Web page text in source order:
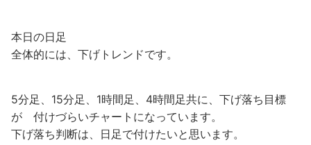
本日の日足
全体的には、下げトレンドです。
5分足、15分足、1時間足、4時間足共に、下げ落ち目標
が 付けづらいチャートになっています。
下げ落ち判断は、日足で付けたいと思います。